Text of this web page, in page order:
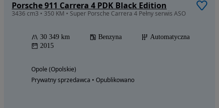
Porsche 911 Carrera 4 PDK Black Edition
3436 cm3 • 350 KM • Super Porsche Carrera 4 Pełny serwis ASO
30 349 km Benzyna
Automatyczna
2015
Opole (Opolskie)
Prywatny sprzedawca • Opublikowano